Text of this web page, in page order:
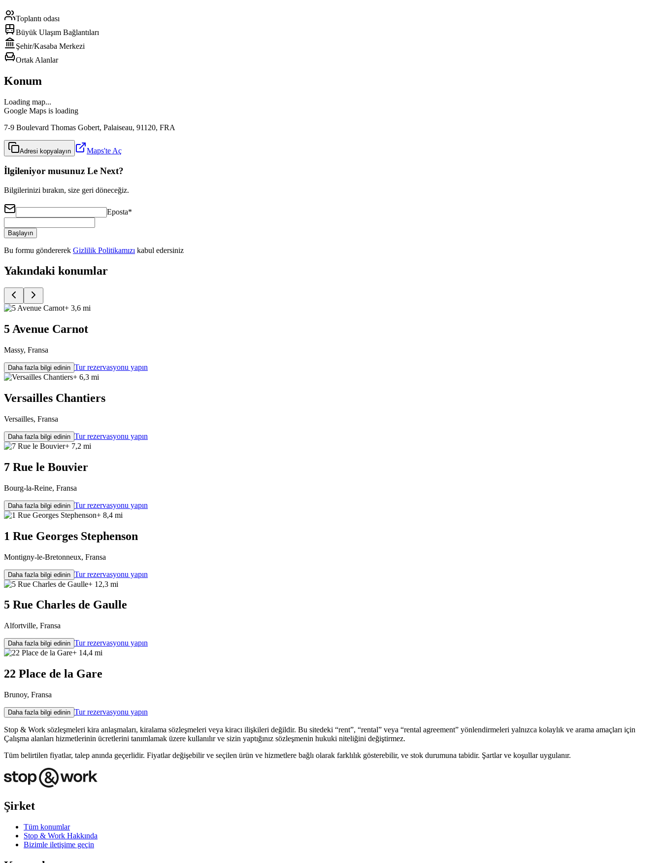
Toplantı odası
Büyük Ulaşım Bağlantıları
Şehir/Kasaba Merkezi
Ortak Alanlar
Konum
Loading map...
Google Maps is loading
7-9 Boulevard Thomas Gobert, Palaiseau, 91120, FRA
Adresi kopyalayın Maps'te Aç
İlgileniyor musunuz Le Next?
Bilgilerinizi bırakın, size geri döneceğiz.
Eposta*
Başlayın
Bu formu göndererek Gizlilik Politikamızı kabul edersiniz
Yakındaki konumlar
+ 3,6 mi
5 Avenue Carnot
Massy, Fransa
Daha fazla bilgi edinin Tur rezervasyonu yapın
+ 6,3 mi
Versailles Chantiers
Versailles, Fransa
Daha fazla bilgi edinin Tur rezervasyonu yapın
+ 7,2 mi
7 Rue le Bouvier
Bourg-la-Reine, Fransa
Daha fazla bilgi edinin Tur rezervasyonu yapın
+ 8,4 mi
1 Rue Georges Stephenson
Montigny-le-Bretonneux, Fransa
Daha fazla bilgi edinin Tur rezervasyonu yapın
+ 12,3 mi
5 Rue Charles de Gaulle
Alfortville, Fransa
Daha fazla bilgi edinin Tur rezervasyonu yapın
+ 14,4 mi
22 Place de la Gare
Brunoy, Fransa
Daha fazla bilgi edinin Tur rezervasyonu yapın
Stop & Work sözleşmeleri kira anlaşmaları, kiralama sözleşmeleri veya kiracı ilişkileri değildir. Bu sitedeki “rent”, “rental” veya “rental agreement” yönlendirmeleri yalnızca kolaylık ve arama amaçları için
Çalışma alanları hizmetlerinin ücretlerini tanımlamak üzere kullanılır ve sizin yaptığınız sözleşmenin hukuki niteliğini değiştirmez.
Tüm belirtilen fiyatlar, talep anında geçerlidir. Fiyatlar değişebilir ve seçilen ürün ve hizmetlere bağlı olarak farklılık gösterebilir, ve stok durumuna tabidir. Şartlar ve koşullar uygulanır.
Şirket
Tüm konumlar
Stop & Work Hakkında
Bizimle iletişime geçin